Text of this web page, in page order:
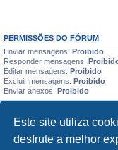
Este site utiliza
desfrute a melhor
PERMISSÕES DO FÓRUM
Enviar mensagens: Proibido
Responder mensagens:
Editar mensagens: Proibido
Excluir mensagens: Proibido
Enviar anexos: Proibido
Powered by